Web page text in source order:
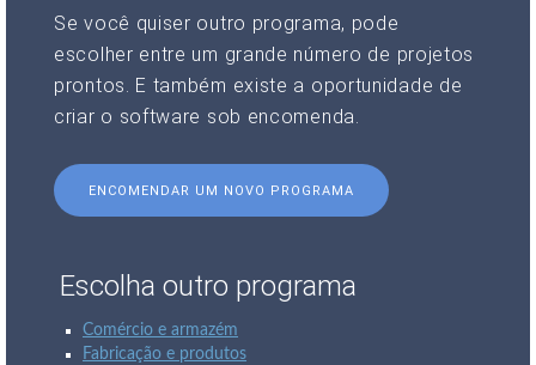
Se você quiser outro programa, pode
escolher entre um grande número de projetos
prontos. E também existe a oportunidade de
criar o software sob encomenda.
ENCOMENDAR UM NOVO PROGRAMA
Escolha outro programa
Comércio e armazém
Fabricação e produtos